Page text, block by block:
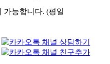
가능합니다. (평일